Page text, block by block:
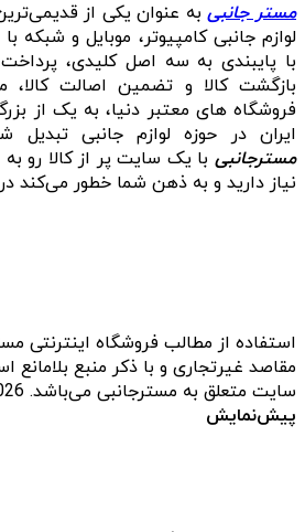
مستر جانبیبه عنوان یکی از
لوازم جانبی کامپیوتر، موبایل و
بازگشت کالا و تضمین اصالت
فروشگاه‌ های معتبر دنیا، به یک از
ایران در حوزه لوازم جانبی
مسترجانبی با یک سایت پر از کالا رو
نیاز دارید و به ذهن شما خطور می‌کند
استفاده از مطالب فروشگاه اینترنتی
مقاصد غیرتجاری و با ذکر منبع
سایت متعلق به مسترجانبی می‌باشد. Copyright © 2012 - 2026
پیش‌نمایش